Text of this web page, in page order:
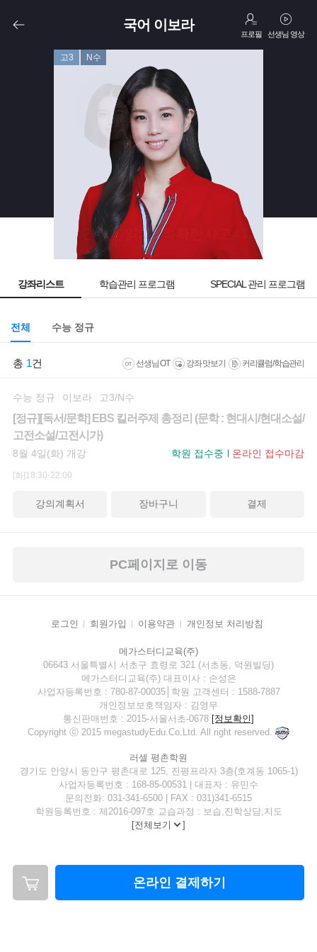
국어 이보라
프로필 선생님 영상
간결한읽기+적확한사고=1
고3 N수
강좌리스트 학습관리 프로그램 SPECIAL 관리 프로그램
전체 수능 정규
총 1건 선생님 OT 강좌 맛보기 커리큘럼/학습관리
수능 정규 이보라 고3/N수
[정규][독서/문학] EBS 킬러주제 총정리 (문학 : 현대시/현대소설/
고전소설/고전시가)
8월 4일(화) 개강 학원 접수중 온라인 접수마감
[화]18:30-22:00
강의계획서 장바구니 결제
PC페이지로 이동
로그인 회원가입 이용약관 개인정보 처리방침
메가스터디교육(주)
06643 서울특별시 서초구 효령로 321 (서초동, 덕원빌딩)
메가스터디교육(주) 대표이사 : 손성은
사업자등록번호 : 780-87-00035│학원 고객센터 : 1588-7887
개인정보보호책임자 : 김영무
통신판매번호 : 2015-서울서초-0678 [정보확인]
Copyright ⓒ 2015 megastudyEdu.Co.Ltd. All right reserved.
러셀 평촌학원
경기도 안양시 동안구 평촌대로 125, 진평프라자 3층(호계동 1065-1)
사업자등록번호 : 168-85-00531 | 대표자 : 유민수
문의전화: 031-341-6500 | FAX : 031)341-6515
학원등록번호 : 제2016-097호 교습과정 : 보습,진학상담,지도
[전체보기 ]
온라인 결제하기